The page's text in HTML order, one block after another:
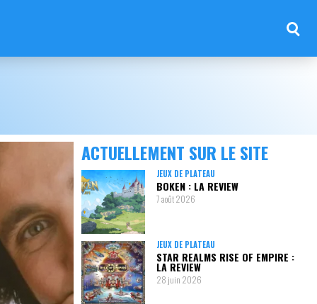
ACTUELLEMENT SUR LE SITE
JEUX DE PLATEAU
BOKEN : LA REVIEW
7 août 2026
JEUX DE PLATEAU
STAR REALMS RISE OF EMPIRE :
LA REVIEW
28 juin 2026